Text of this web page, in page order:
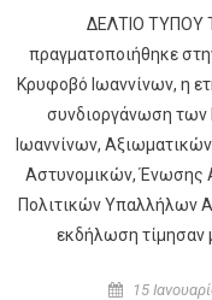
ΔΕΛΤΙΟ ΤΥΠΟΥ
πραγματοποιήθηκε
Κρυφοβό Ιωαννίνων, η
συνδιοργάνωση
Ιωαννίνων,
Αστυνομικών, Ένωσης
Πολιτικών Υπαλλήλων
εκδήλωση τίμησαν
Posted on
15